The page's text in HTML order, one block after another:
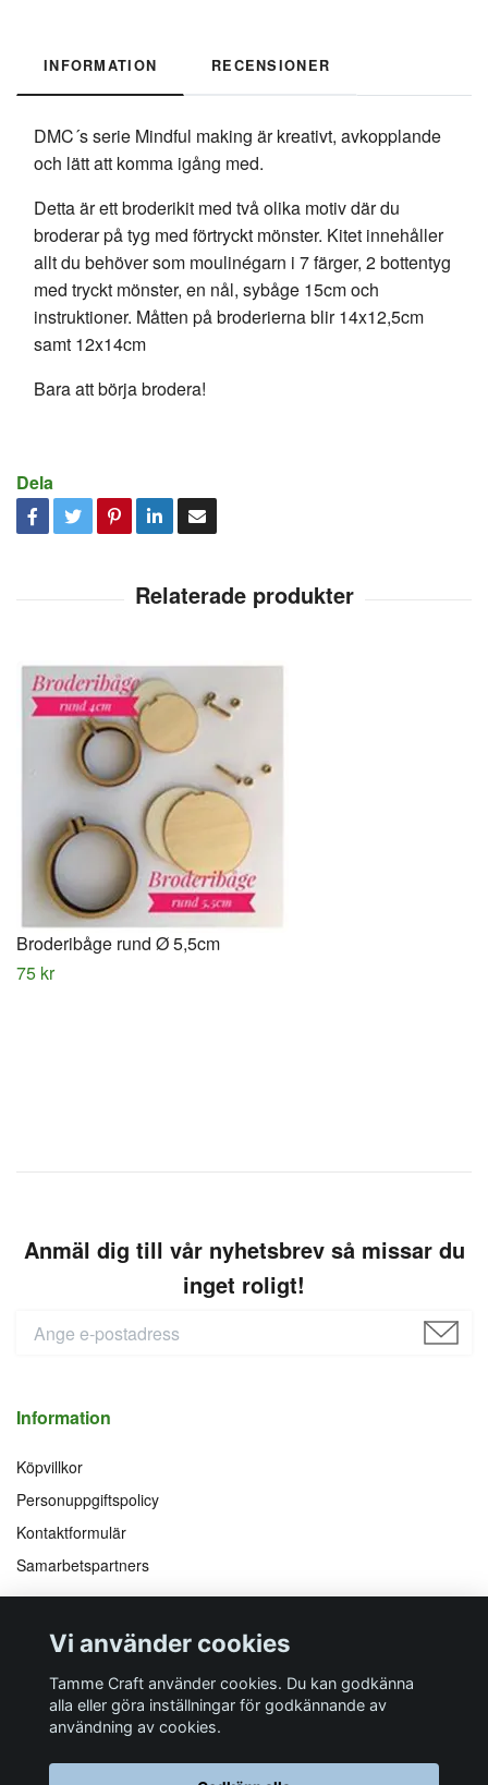
INFORMATION RECENSIONER
DMC´s serie Mindful making är kreativt, avkopplande
och lätt att komma igång med.
Detta är ett broderikit med två olika motiv där du
broderar på tyg med förtryckt mönster. Kitet innehåller
allt du behöver som moulinégarn i 7 färger, 2 bottentyg
med tryckt mönster, en nål, sybåge 15cm och
instruktioner. Måtten på broderierna blir 14x12,5cm
samt 12x14cm
Bara att börja brodera!
Dela
Broderibåge rund Ø 5,5cm
75 kr
Anmäl dig till vår nyhetsbrev så missar du
inget roligt!
Information
Köpvillkor
Personuppgiftspolicy
Kontaktformulär
Samarbetspartners
Följ oss på
Facebook
Instagram
YouTube
Pinterest
Vi accepterar
E-post
Vi använder cookies
Tamme Craft använder cookies. Du kan godkänna
alla eller göra inställningar för godkännande av
användning av cookies.